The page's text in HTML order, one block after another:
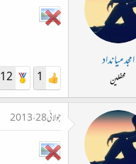
امجد میانداد
محفلین 1
12
جولائی 28، 2013